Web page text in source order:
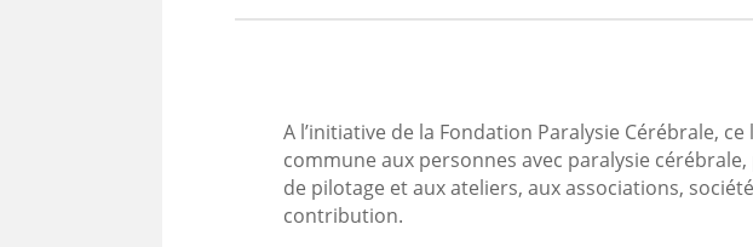
A l’initiative de la Fondation Paralysie Cérébrale,
commune aux personnes avec paralysie
de pilotage et aux ateliers, aux associations,
contribution.